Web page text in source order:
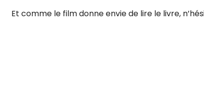
Et comme le film donne envie de lire le livre,